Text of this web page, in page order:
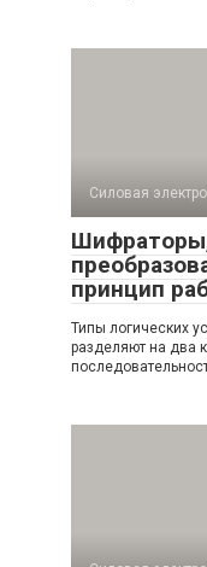
Силовая
принцип
Типы логических
разделяют на два